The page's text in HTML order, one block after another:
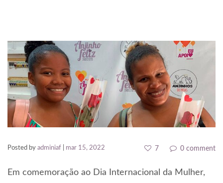
panel
Panel
panel
giriş
Posted by adminiaf mar 15, 2022 7 0 comment
Em comemoração ao Dia Internacional da Mulher,